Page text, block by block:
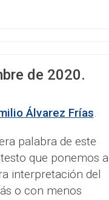
de 2020.
Álvarez Frías.
palabra de este
que ponemos a
interpretación del
o con menos